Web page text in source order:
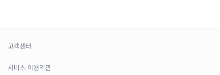
고객센터
서비스 이용약관